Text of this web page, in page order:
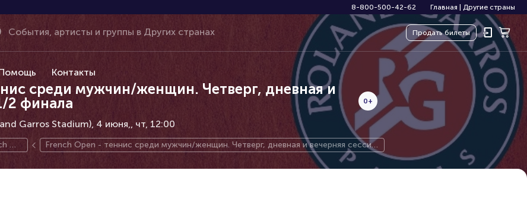
8-800-500-42-62 Главная Другие страны
Продать билеты
Контакты
среди мужчин/женщин. Четверг, дневная и
2 финала
Garros Stadium), 4 июня,
0+
чт, 12:00
Op
French Open - теннис среди мужчин/женщин. Четверг, дневная и вечерняя сессия,